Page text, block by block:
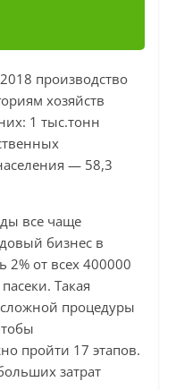
производство
хозяйств
1 тыс.тонн
— 58,3
все чаще
бизнес в
от всех 400000
Такая
сложной процедуры
пройти 17 этапов.
затрат